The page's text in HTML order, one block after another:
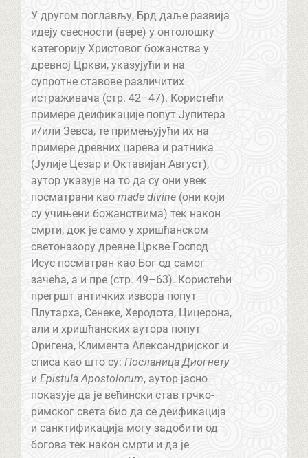
У другом поглављу, Брд даље развија
идеју свесности (вере) у онтолошку
категорију Христовог божанства у
древној Цркви, указујући и на
супротне ставове различитих
истраживача (стр. 42–47). Користећи
примере деификације попут Јупитера
и/или Зевса, те примењујући их на
примере древних царева и ратника
(Јулије Цезар и Октавијан Август),
аутор указује на то да су они увек
посматрани као made divine(они који
су учињени божанствима) тек након
смрти, док је само у хришћанском
светоназору древне Цркве Господ
Исус посматран као Бог од самог
зачећа, а и пре (стр. 49–63). Користећи
прегршт античких извора попут
Плутарха, Сенеке, Херодота, Цицерона,
али и хришћанских аутора попут
Оригена, Климента Александријског и
списа као што су: Посланица Диогнету
и Epistula Apostolorum, аутор јасно
показује да је већински став грчко-
римског света био да се деификација
и санктификација могу задобити од
богова тек након смрти и да је